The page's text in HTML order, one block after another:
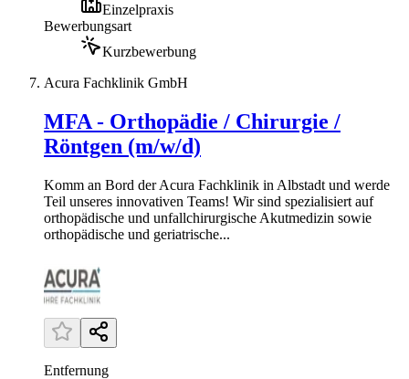
Einzelpraxis
Bewerbungsart
Kurzbewerbung
Acura Fachklinik GmbH
MFA - Orthopädie / Chirurgie /
Röntgen (m/w/d)
Komm an Bord der Acura Fachklinik in Albstadt und werde
Teil unseres innovativen Teams! Wir sind spezialisiert auf
orthopädische und unfallchirurgische Akutmedizin sowie
orthopädische und geriatrische...
Entfernung